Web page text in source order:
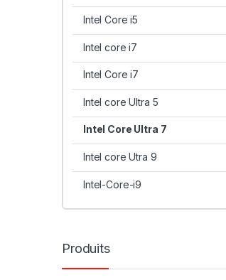
Intel Core i5
Intel core i7
Intel Core i7
Intel core Ultra 5
Intel Core Ultra 7
Intel core Utra 9
Intel-Core-i9
Produits